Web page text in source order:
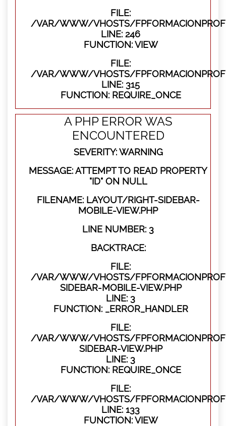
FILE:
/VAR/WWW/VHOSTS/
LINE: 246
FUNCTION: VIEW
FILE:
/VAR/WWW/VHOSTS/
LINE: 315
FUNCTION: REQUIRE_ONCE
A PHP ERROR WAS
ENCOUNTERED
SEVERITY: WARNING
MESSAGE: ATTEMPT TO READ PROPERTY
"ID" ON NULL
FILENAME: LAYOUT/RIGHT-SIDEBAR-
MOBILE-VIEW.PHP
LINE NUMBER: 3
BACKTRACE:
FILE:
/VAR/WWW/VHOSTS/
SIDEBAR-MOBILE-VIEW.PHP
LINE: 3
FUNCTION: _ERROR_HANDLER
FILE:
/VAR/WWW/VHOSTS/
SIDEBAR-VIEW.PHP
LINE: 3
FUNCTION: REQUIRE_ONCE
FILE:
/VAR/WWW/VHOSTS/
LINE: 133
FUNCTION: VIEW